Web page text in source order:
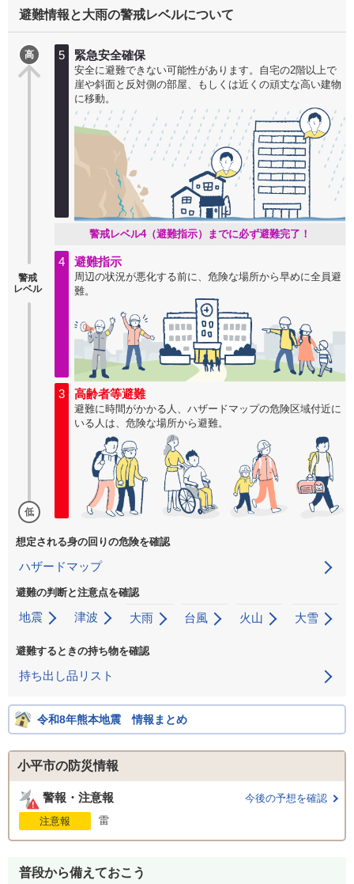
避難情報と大雨の警戒レベルについて
警戒
レベル
高 5 緊急安全確保
安全に避難できない可能性があります。自宅の2階以上で
崖や斜面と反対側の部屋、もしくは近くの頑丈な高い建物
に移動。
警戒レベル4（避難指示）までに必ず避難完了！
4 避難指示
周辺の状況が悪化する前に、危険な場所から早めに全員避
難。
低
3 高齢者等避難
避難に時間がかかる人、ハザードマップの危険区域付近に
いる人は、危険な場所から避難。
想定される身の回りの危険を確認
ハザードマップ
避難の判断と注意点を確認
地震 津波 大雨 台風 火山 大雪
避難するときの持ち物を確認
持ち出し品リスト
令和8年熊本地震 情報まとめ
小平市の防災情報
警報・注意報
今後の予想を確認
注意報
雷
普段から備えておこう